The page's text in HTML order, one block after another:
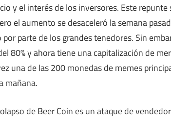
y el interés de los inversores. Este repunte
el aumento se desaceleró la semana
parte de los grandes tenedores. Sin
80% y ahora tiene una capitalización de
una de las 200 monedas de memes
mañana.
de Beer Coin es un ataque de